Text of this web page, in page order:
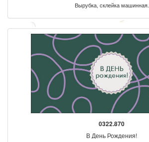
Вырубка, склейка машинная.
0322.870
В День Рождения!